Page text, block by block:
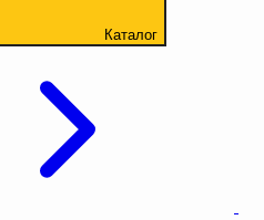
Каталог